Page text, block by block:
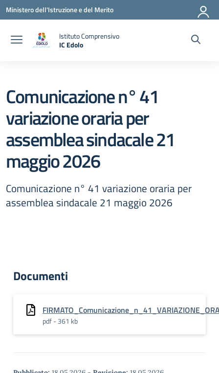
Vai ai contenuti
Vai al menu di navigazione
Vai al footer
Ministero dell'Istruzione e del Merito
Istituto Comprensivo
IC Edolo
Comunicazione n° 41
variazione oraria per
assemblea sindacale 21
maggio 2026
Comunicazione n° 41 variazione oraria per
assemblea sindacale 21 maggio 2026
Documenti
pdf - 361 kb